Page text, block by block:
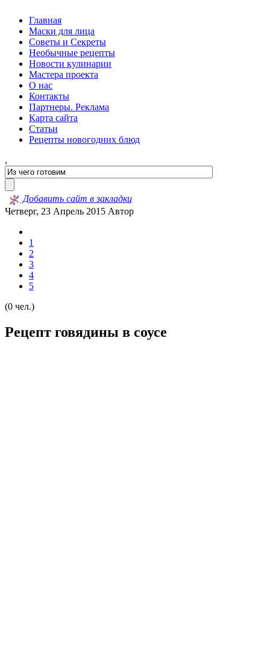
Главная
Маски для лица
Советы и Секреты
Необычные рецепты
Новости кулинарии
Мастера проекта
О нас
Контакты
Партнеры. Реклама
Карта сайта
Статьи
Рецепты новогодних блюд
,
Добавить сайт в закладки
Четверг, 23 Апрель 2015 Автор
1
2
3
4
5
(0 чел.)
Рецепт говядины в соусе